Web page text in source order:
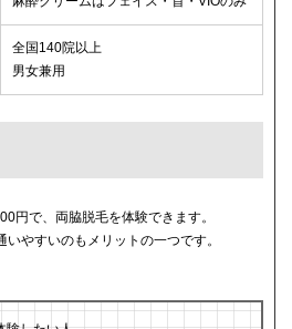
全国140院以上
男女兼用
円で、両脇脱毛を体験できます。
やすいのもメリットの一つです。